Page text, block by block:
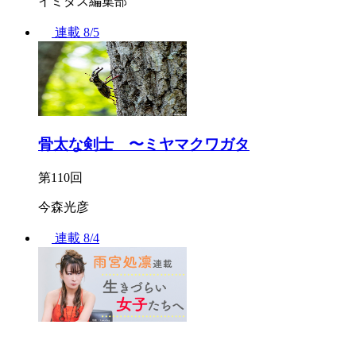
連載 8/5
骨太な剣士 〜ミヤマクワガタ
第110回
今森光彦
連載 8/4